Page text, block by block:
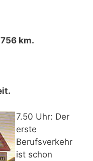
km.
7.50 Uhr: Der
erste
Berufsverkehr
ist schon